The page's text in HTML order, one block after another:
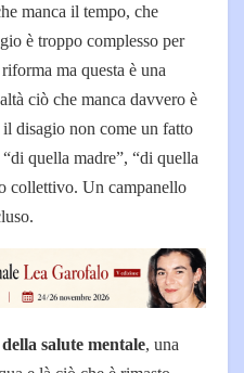
manca il tempo, che
è troppo complesso per
ma questa è una
ciò che manca davvero è
disagio non come un fatto
quella madre”, “di quella
collettivo. Un campanello
salute mentale, una